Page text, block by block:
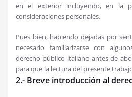
en el exterior incluyendo, en la
consideraciones personales.
Pues bien, habiendo dejadas por
necesario familiarizarse con
derecho público italiano antes de
para que la lectura del presente
2.- Breve introducción al